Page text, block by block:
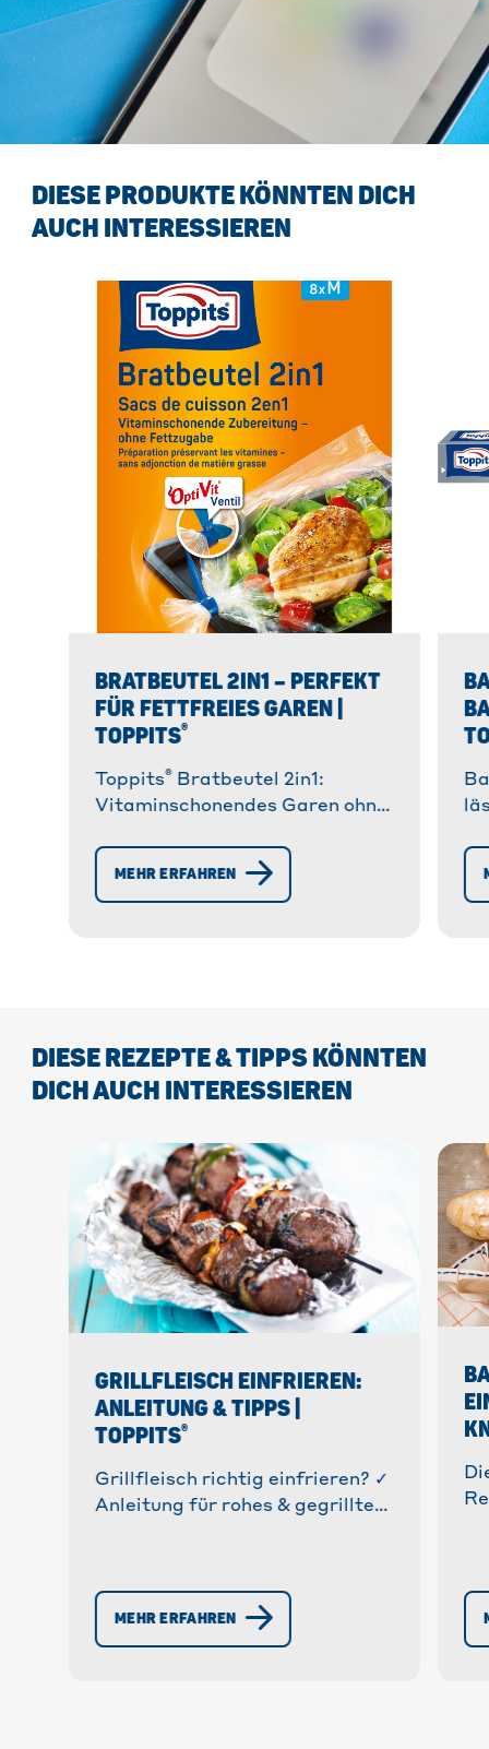
DIESE PRODUKTE KÖNNTEN DICH
AUCH INTERESSIEREN
BRATBEUTEL 2IN1 – PERFEKT
FÜR FETTFREIES GAREN |
TOPPITS®
Toppits® Bratbeutel 2in1:
Vitaminschonendes Garen ohne
OptiVit
Ventil ✓ Kalte Seite für
einfache Entnahme. » Jetzt
MEHR ERFAHREN
DIESE REZEPTE & TIPPS KÖNNTEN
DICH AUCH INTERESSIEREN
GRILLFLEISCH EINFRIEREN:
ANLEITUNG & TIPPS |
TOPPITS®
Grillfleisch richtig einfrieren? ✓
Anleitung für rohes & gegrilltes
MEHR ERFAHREN